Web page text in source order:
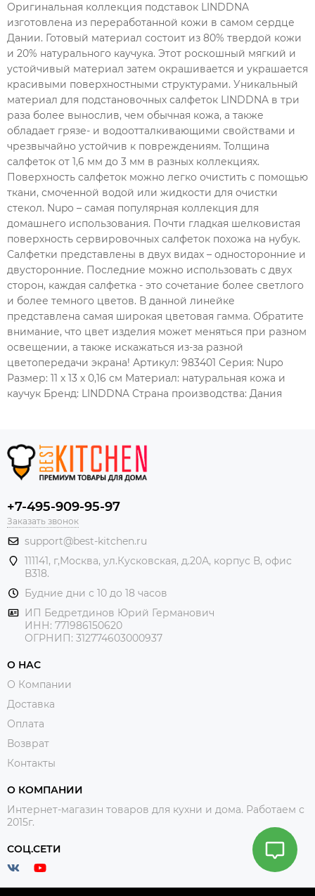
Оригинальная коллекция подставок LINDDNA
изготовлена из переработанной кожи в самом сердце
Дании. Готовый материал состоит из 80% твердой кожи
и 20% натурального каучука. Этот роскошный мягкий и
устойчивый материал затем окрашивается и украшается
красивыми поверхностными структурами. Уникальный
материал для подстановочных салфеток LINDDNA в три
раза более вынослив, чем обычная кожа, а также
обладает грязе- и водоотталкивающими свойствами и
чрезвычайно устойчив к повреждениям. Толщина
салфеток от 1,6 мм до 3 мм в разных коллекциях.
Поверхность салфеток можно легко очистить с помощью
ткани, смоченной водой или жидкости для очистки
стекол. Nupo – самая популярная коллекция для
домашнего использования. Почти гладкая шелковистая
поверхность сервировочных салфеток похожа на нубук.
Салфетки представлены в двух видах – односторонние и
двусторонние. Последние можно использовать с двух
сторон, каждая салфетка - это сочетание более светлого
и более темного цветов. В данной линейке
представлена самая широкая цветовая гамма. Обратите
внимание, что цвет изделия может меняться при разном
освещении, а также искажаться из-за разной
цветопередачи экрана! Артикул: 983401 Серия: Nupo
Размер: 11 х 13 х 0,16 см Материал: натуральная кожа и
каучук Бренд: LINDDNA Страна производства: Дания
+7-495-909-95-97
Заказать звонок
support@best-kitchen.ru
111141, г,Москва, ул.Кусковская, д.20А, корпус В, офис
В318.
Будние дни с 10 до 18 часов
ИП Бедретдинов Юрий Германович
ИНН: 771986150620
ОГРНИП: 312774603000937
О НАС
О Компании
Доставка
Оплата
Возврат
Контакты
О КОМПАНИИ
Интернет-магазин товаров для кухни и дома. Работаем с
2015г.
СОЦ.СЕТИ